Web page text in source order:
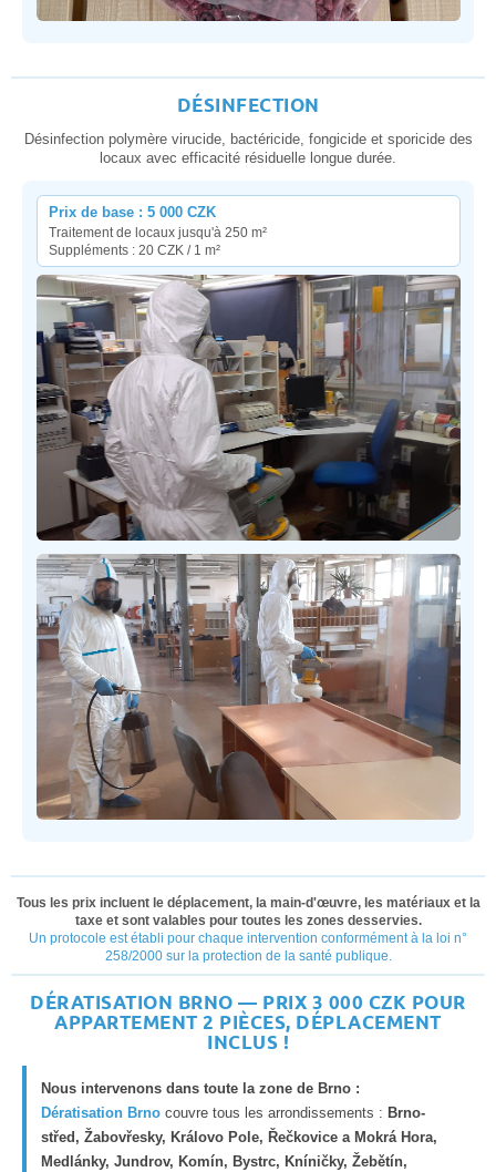
DÉSINFECTION
Désinfection polymère virucide, bactéricide, fongicide et sporicide des
locaux avec efficacité résiduelle longue durée.
Prix de base : 5 000 CZK
Traitement de locaux jusqu'à 250 m²
Suppléments : 20 CZK / 1 m²
Tous les prix incluent le déplacement, la main-d'œuvre, les matériaux et la
taxe et sont valables pour toutes les zones desservies.
Un protocole est établi pour chaque intervention conformément à la loi n°
258/2000 sur la protection de la santé publique.
DÉRATISATION BRNO — PRIX 3 000 CZK POUR
APPARTEMENT 2 PIÈCES, DÉPLACEMENT
INCLUS !
Nous intervenons dans toute la zone de Brno :
Dératisation Brnocouvre tous les arrondissements : Brno-
střed, Žabovřesky, Královo Pole, Řečkovice a Mokrá Hora,
Medlánky, Jundrov, Komín, Bystrc, Kníničky, Žebětín,